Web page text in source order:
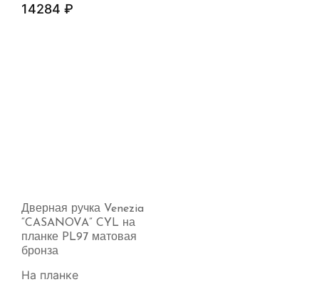
14284 ₽
Дверная ручка Venezia
“CASANOVA” CYL на
планке PL97 матовая
бронза
На планке